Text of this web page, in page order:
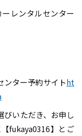
レンタルセンター
ンター予約サイトht
びいただき、お申し
fukaya0316】とご